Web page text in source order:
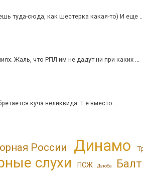
туда-сюда, как шестерка какая-то) И еще ...
Жаль, что РПЛ им не дадут ни при каких ...
куча неликвида. Т.е вместо ...
России Динамо
слухи ПСЖ Дзюба